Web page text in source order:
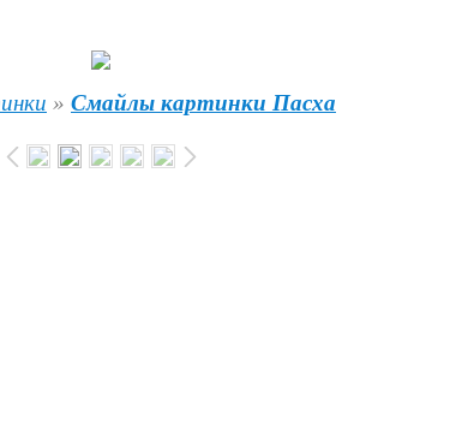
» Смайлы картинки Пасха